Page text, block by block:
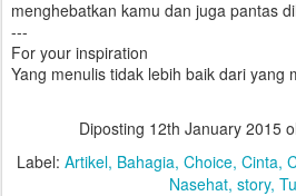
menghebatkan kamu dan juga pantas
---
For your inspiration
Yang menulis tidak lebih baik dari yang
Diposting 12th January 2015
Label: Artikel Bahagia Choice Cinta
Nasehat story